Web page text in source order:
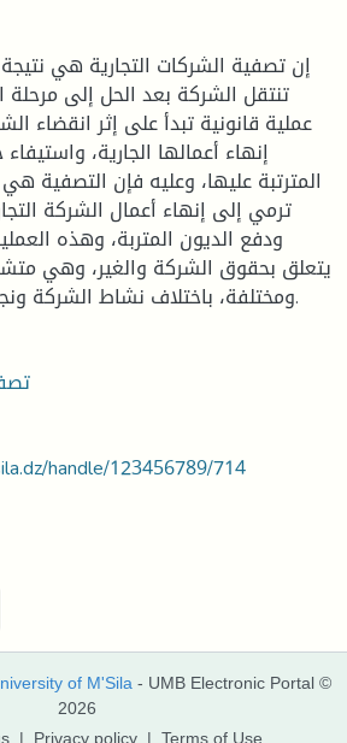
إن تصفية الشركات التجارية هي
تنتقل الشركة بعد الحل إلى
عملية قانونية تبدأ على إثر انقضاء
إنهاء أعمالها الجارية،
المترتبة عليها، وعليه فإن التصفية
ترمي إلى إنهاء أعمال الشركة
ودفع الديون المتربة، وهذه
يتعلق بحقوق الشركة والغير، وهي
ومختلفة، باختلاف نشاط الشركة ونجاحها، واتساع أعمالها.
handle/123456789/714
of M'Sila - UMB Electronic Portal ©
2026
| Privacy policy | Terms of Use